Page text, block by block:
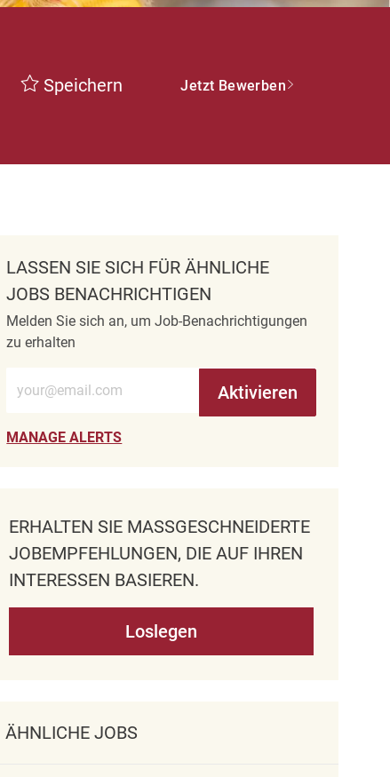
Speichern Jetzt Bewerben
LASSEN SIE SICH FÜR ÄHNLICHE
JOBS BENACHRICHTIGEN
Melden Sie sich an, um Job-Benachrichtigungen
zu erhalten
E-Mail-Adresse eingeben (erforderlich)
Aktivieren
MANAGE ALERTS
ERHALTEN SIE MASSGESCHNEIDERTE J
OBEMPFEHLUNGEN, DIE AUF IHREN I
NTERESSEN BASIEREN.
Loslegen
ÄHNLICHE JOBS